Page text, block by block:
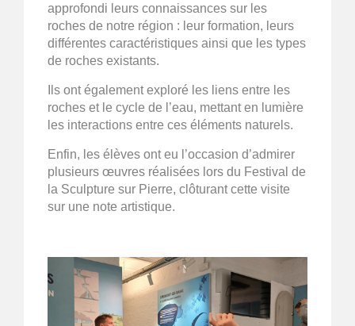
approfondi leurs connaissances sur les
roches de notre région : leur formation, leurs
différentes caractéristiques ainsi que les types
de roches existants.
Ils ont également exploré les liens entre les
roches et le cycle de l’eau, mettant en lumière
les interactions entre ces éléments naturels.
Enfin, les élèves ont eu l’occasion d’admirer
plusieurs œuvres réalisées lors du Festival de
la Sculpture sur Pierre, clôturant cette visite
sur une note artistique.